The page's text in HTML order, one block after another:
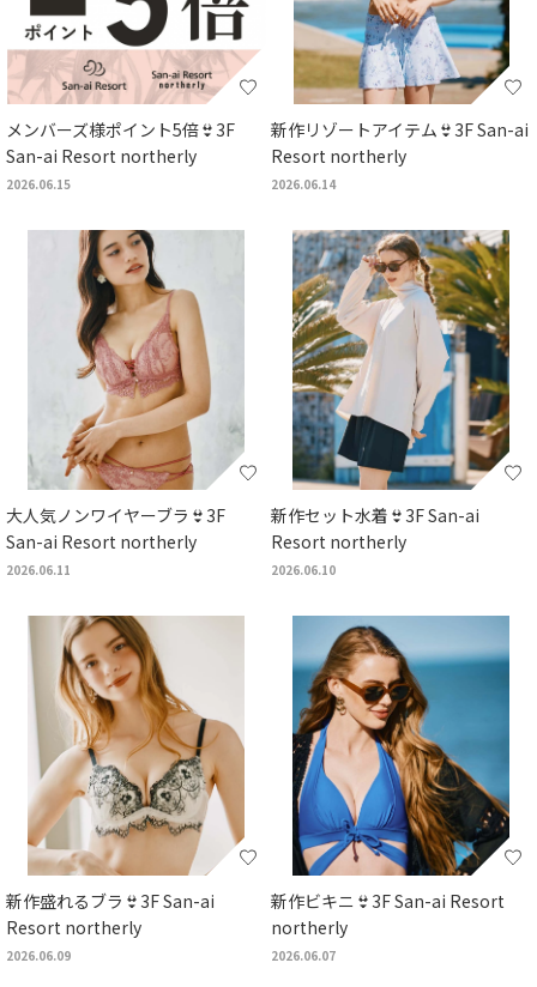
メンバーズ様ポイント5倍👙3F
San-ai Resort northerly
2026.06.15
新作リゾートアイテム👙3F San-ai
Resort northerly
2026.06.14
大人気ノンワイヤーブラ👙3F
San-ai Resort northerly
2026.06.11
新作セット水着👙3F San-ai
Resort northerly
2026.06.10
新作盛れるブラ👙3F San-ai
Resort northerly
2026.06.09
新作ビキニ👙3F San-ai Resort
northerly
2026.06.07